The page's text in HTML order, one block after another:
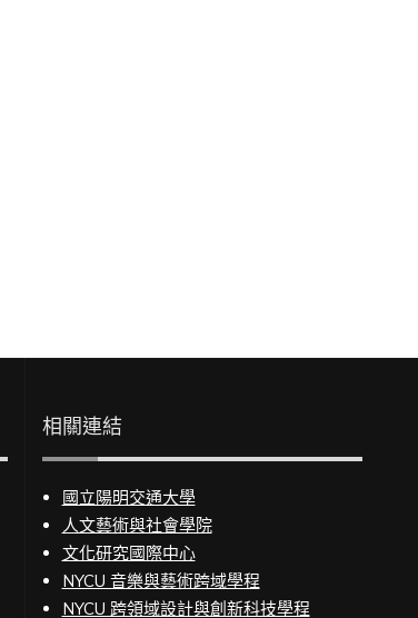
相關連結
國立陽明交通大學
人文藝術與社會學院
文化研究國際中心
NYCU 音樂與藝術跨域學程
NYCU 跨領域設計與創新科技學程